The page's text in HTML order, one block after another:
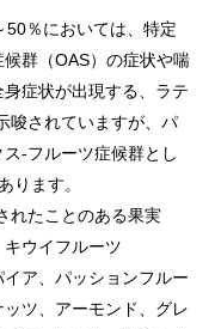
50％においては、特定
群（OAS）の症状や喘
症状が出現する、ラテ
唆されていますが、パ
‐フルーツ症候群とし
ります。
れたことのある果実
ウイフルーツ
ア、パッションフルー
ツ、アーモンド、グレ